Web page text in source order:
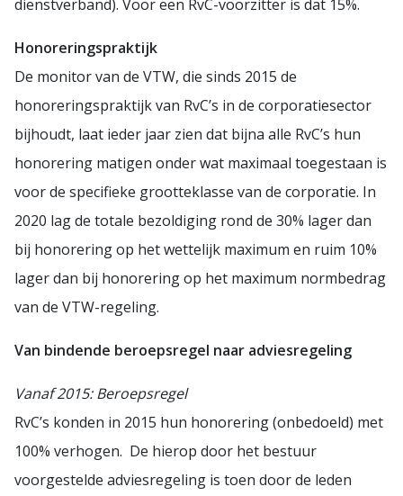
dienstverband). Voor een RvC-voorzitter is dat 15%.
Honoreringspraktijk
De monitor van de VTW, die sinds 2015 de
honoreringspraktijk van RvC’s in de corporatiesector
bijhoudt, laat ieder jaar zien dat bijna alle RvC’s hun
honorering matigen onder wat maximaal toegestaan is
voor de specifieke grootteklasse van de corporatie. In
2020 lag de totale bezoldiging rond de 30% lager dan
bij honorering op het wettelijk maximum en ruim 10%
lager dan bij honorering op het maximum normbedrag
van de VTW-regeling.
Van bindende beroepsregel naar adviesregeling
Vanaf 2015: Beroepsregel
RvC’s konden in 2015 hun honorering (onbedoeld) met
100% verhogen. De hierop door het bestuur
voorgestelde adviesregeling is toen door de leden